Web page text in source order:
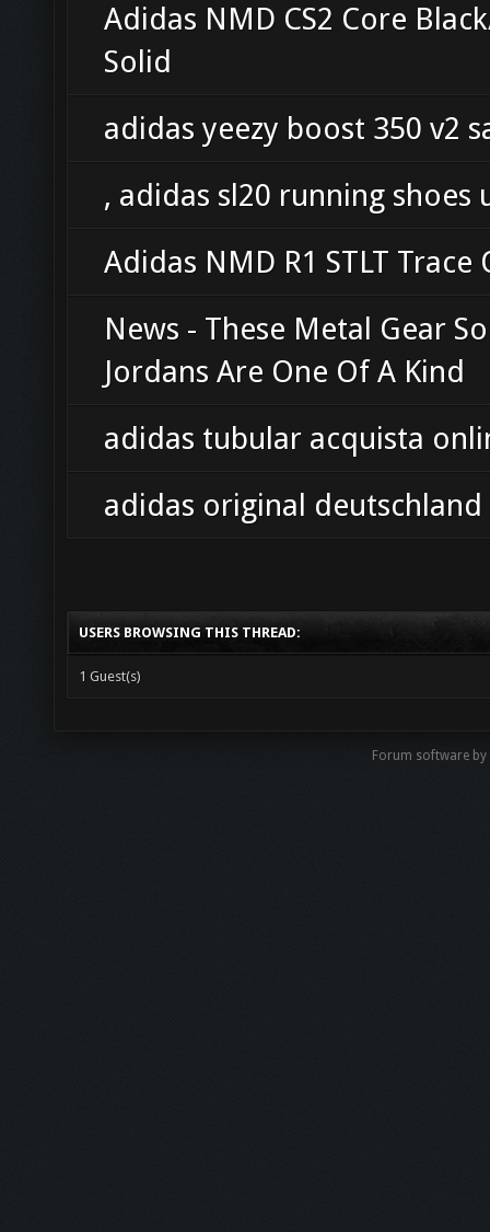
Adidas NMD CS2 Core
Solid
adidas yeezy boost 350 v2
, adidas sl20 running shoes
Adidas NMD R1 STLT Trace
News - These Metal Gear
Jordans Are One Of A Kind
adidas tubular acquista
adidas original deutschland
USERS BROWSING THIS THREAD:
1 Guest(s)
Forum software